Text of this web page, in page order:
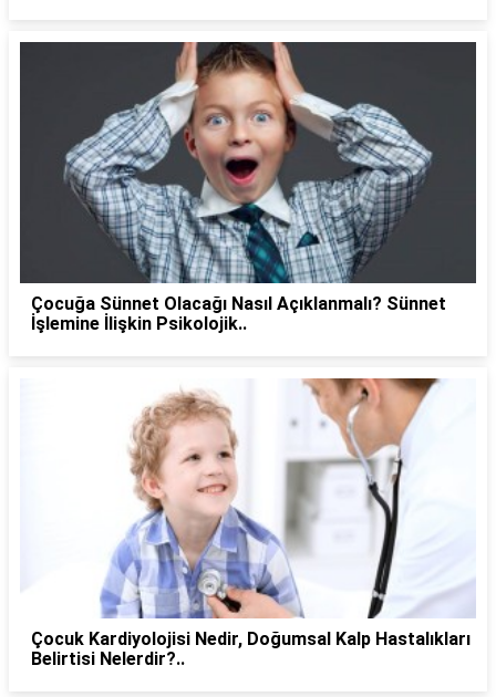
Çocuğa Sünnet Olacağı Nasıl Açıklanmalı? Sünnet
İşlemine İlişkin Psikolojik..
Çocuk Kardiyolojisi Nedir, Doğumsal Kalp Hastalıkları
Belirtisi Nelerdir?..